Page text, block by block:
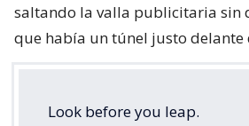
saltando la valla publicitaria sin
que había un túnel justo delante
Look before you leap.